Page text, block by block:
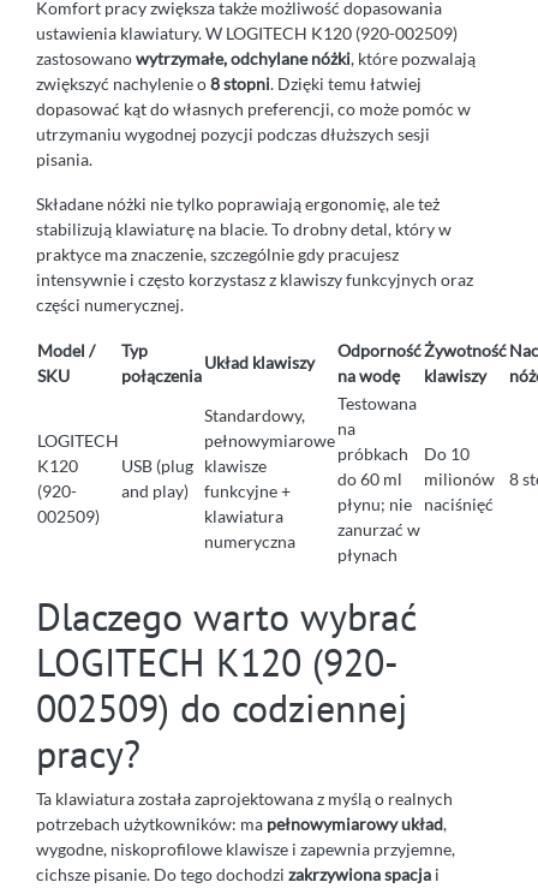
Komfort pracy zwiększa także możliwość dopasowania
ustawienia klawiatury. W LOGITECH K120 (920-002509)
zastosowanowytrzymałe, odchylane nóżki, które pozwalają
zwiększyć nachylenie o8 stopni. Dzięki temu łatwiej
dopasować kąt do własnych preferencji, co może pomóc w
utrzymaniu wygodnej pozycji podczas dłuższych sesji
pisania.
Składane nóżki nie tylko poprawiają ergonomię, ale też
stabilizują klawiaturę na blacie. To drobny detal, który w
praktyce ma znaczenie, szczególnie gdy pracujesz
intensywnie i często korzystasz z klawiszy funkcyjnych oraz
części numerycznej.
Model /
SKU
Typ
połączenia
Układ klawiszy
Odporność
na wodę
Żywotność
klawiszy
LOGITECH
K120
(920-
002509)
USB (plug
and play)
Standardowy,
pełnowymiarowe
klawisze
funkcyjne +
klawiatura
numeryczna
Testowana
na
próbkach
do 60 ml
płynu; nie
zanurzać w
płynach
Do 10
milionów
naciśnięć
8
Dlaczego warto wybrać
LOGITECH K120 (920-
002509) do codziennej
pracy?
Ta klawiatura została zaprojektowana z myślą o realnych
potrzebach użytkowników: ma pełnowymiarowy układ,
wygodne, niskoprofilowe klawisze i zapewnia przyjemne,
cichsze pisanie. Do tego dochodzi zakrzywiona spacja i